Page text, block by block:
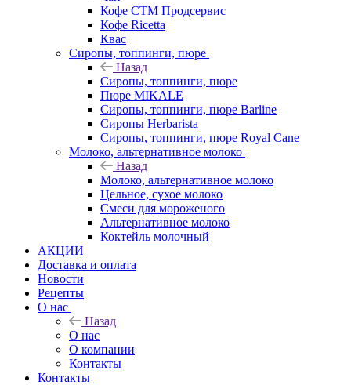
Кофе СТМ Продсервис
Кофе Ricetta
Квас
Сиропы, топпинги, пюре
Назад
Сиропы, топпинги, пюре
Пюре MIKALE
Сиропы, топпинги, пюре Barline
Сиропы Herbarista
Сиропы, топпинги, пюре Royal Cane
Молоко, альтернативное молоко
Назад
Молоко, альтернативное молоко
Цельное, сухое молоко
Смеси для мороженого
Альтернативное молоко
Коктейль молочный
АКЦИИ
Доставка и оплата
Новости
Рецепты
О нас
Назад
О нас
О компании
Контакты
Контакты